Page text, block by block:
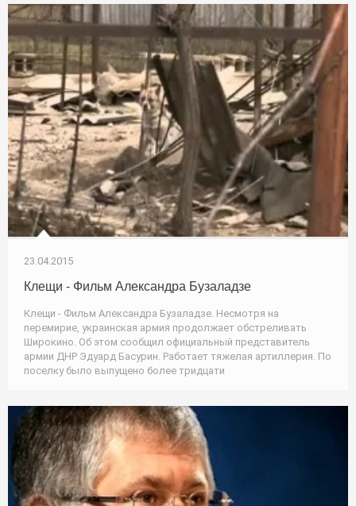
23.04.2015
Клещи - Фильм Александра Бузаладзе
Клещи - Фильм Александра Бузаладзе. Несмотря на
перемирие, украинская армия продолжает обстреливать
Широкино. Об этом сообщил официальный представитель
армии ДНР Эдуард Басурин. Работает тяжелая артиллерия. По
поселку было выпущено более тридцати